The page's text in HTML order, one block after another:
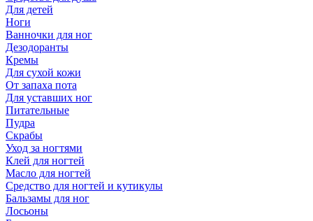
Для детей
Ноги
Ванночки для ног
Дезодоранты
Кремы
Для сухой кожи
От запаха пота
Для уставших ног
Питательные
Пудра
Скрабы
Уход за ногтями
Клей для ногтей
Масло для ногтей
Средство для ногтей и кутикулы
Бальзамы для ног
Лосьоны